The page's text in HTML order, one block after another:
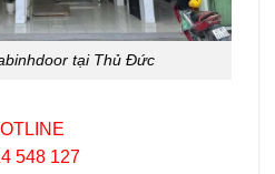
tại Thủ Đức
548 127